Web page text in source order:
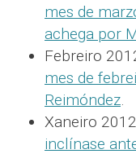
mes de
achega por
Febreiro
mes de
Reimóndez.
Xaneiro
inclínase